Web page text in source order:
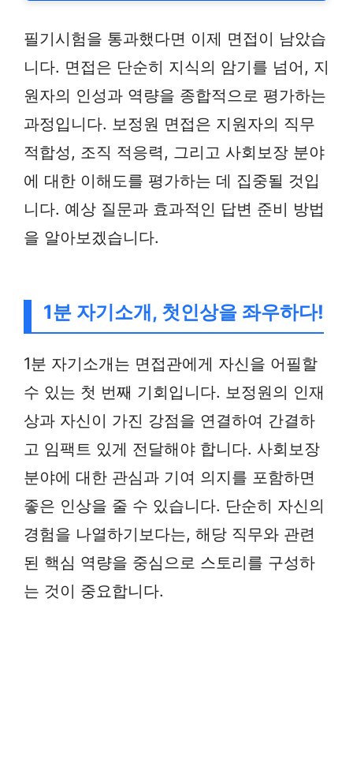
필기시험을 통과했다면 이제 면접이 남았습
니다. 면접은 단순히 지식의 암기를 넘어, 지
원자의 인성과 역량을 종합적으로 평가하는
과정입니다. 보정원 면접은 지원자의 직무
적합성, 조직 적응력, 그리고 사회보장 분야
에 대한 이해도를 평가하는 데 집중될 것입
니다. 예상 질문과 효과적인 답변 준비 방법
을 알아보겠습니다.
1분 자기소개, 첫인상을 좌우하다!
1분 자기소개는 면접관에게 자신을 어필할
수 있는 첫 번째 기회입니다. 보정원의 인재
상과 자신이 가진 강점을 연결하여 간결하
고 임팩트 있게 전달해야 합니다. 사회보장
분야에 대한 관심과 기여 의지를 포함하면
좋은 인상을 줄 수 있습니다. 단순히 자신의
경험을 나열하기보다는, 해당 직무와 관련
된 핵심 역량을 중심으로 스토리를 구성하
는 것이 중요합니다.